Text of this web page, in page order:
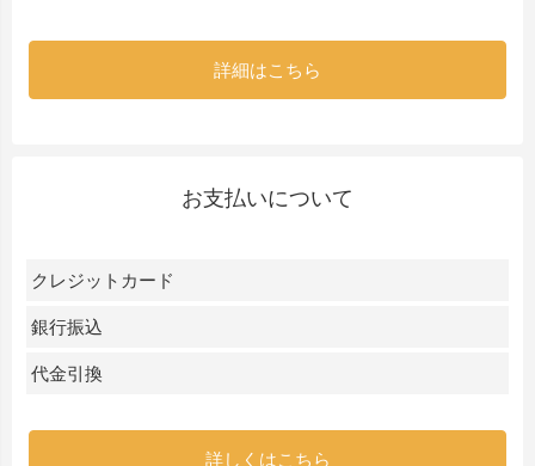
詳細はこちら
お支払いについて
クレジットカード
銀行振込
代金引換
詳しくはこちら